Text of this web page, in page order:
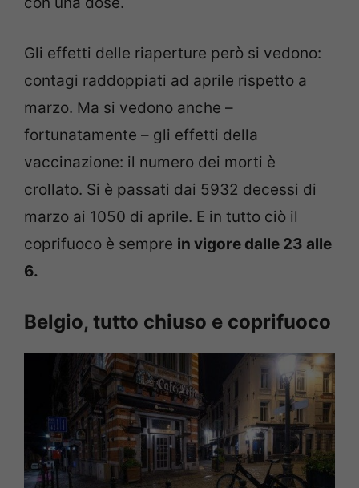
Gli effetti delle riaperture però si vedono:
contagi raddoppiati ad aprile rispetto a
marzo. Ma si vedono anche –
fortunatamente – gli effetti della
vaccinazione: il numero dei morti è
crollato. Si è passati dai 5932 decessi di
marzo ai 1050 di aprile. E in tutto ciò il
coprifuoco è sempre in vigore dalle 23 alle
6.
Belgio, tutto chiuso e coprifuoco